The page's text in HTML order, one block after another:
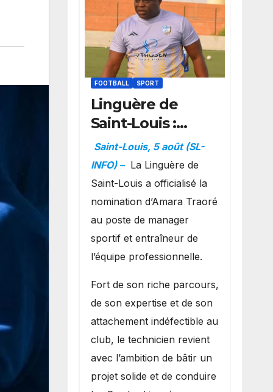
FOOTBALL SPORT
Linguère de
Saint-Louis :
Amara Traoré
nommé
manager sportif
et entraîneur de
l’équipe
Saint-Louis, 5 août (SL-
INFO) – La Linguère de
Saint-Louis a officialisé la
nomination d’Amara Traoré
au poste de manager
sportif et entraîneur de
l’équipe professionnelle.
Fort de son riche parcours,
de son expertise et de son
attachement indéfectible au
club, le technicien revient
avec l’ambition de bâtir un
projet solide et de conduire